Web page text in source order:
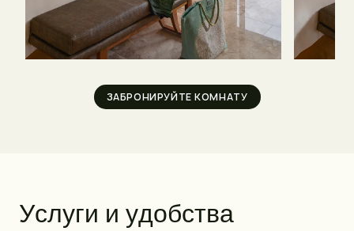
ЗАБРОНИРУЙТЕ КОМНАТУ
Услуги и удобства